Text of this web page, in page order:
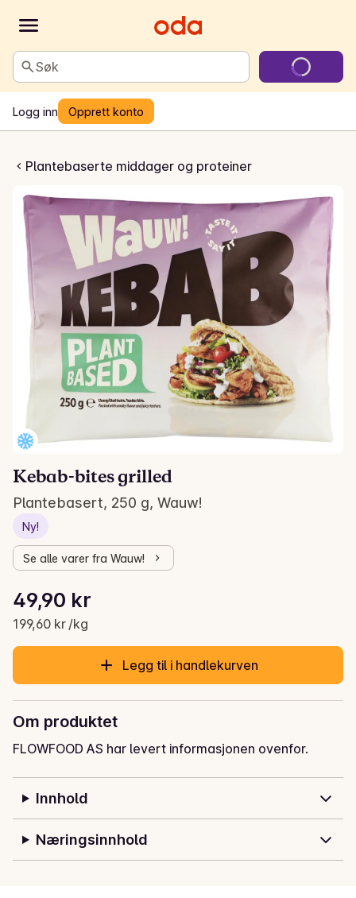
Søk
Logg inn Opprett konto
Plantebaserte middager og proteiner
bites grilled
Kebab-bites grilled
Plantebasert, 250 g, Wauw!
Ny!
Se alle varer fra Wauw!
Gjeldende pris er: 49,90 kr
49,90 kr
199,60 kr /kg
Stykkpris: 199,60 kr /kg
Legg til i handlekurven
Om produktet
FLOWFOOD AS har levert informasjonen ovenfor.
Innhold
Næringsinnhold